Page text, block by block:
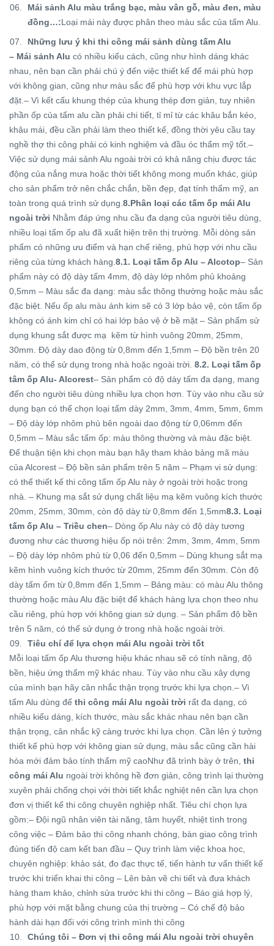
Mái sảnh Alu màu trắng bạc, màu vân gỗ, màu đen, màu
đồng…:Loại mái này được phân theo màu sắc của tấm Alu.
Những lưu ý khi thi công mái sảnh dùng tấm Alu
– Mái sảnh Alu có nhiều kiểu cách, cũng như hình dáng khác
nhau, nên bạn cần phải chú ý đến việc thiết kế để mái phù hợp
với không gian, cũng như màu sắc để phù hợp với khu vực lắp
đặt.– Vì kết cấu khung thép của khung thép đơn giản, tuy nhiên
phần ốp của tấm alu cần phải chi tiết, tỉ mỉ từ các khâu bắn kéo,
khâu mái, đều cần phải làm theo thiết kế, đồng thời yêu cầu tay
nghề thợ thi công phải có kinh nghiệm và đầu óc thẩm mỹ tốt.–
Việc sử dụng mái sảnh Alu ngoài trời có khả năng chịu được tác
động của nắng mưa hoặc thời tiết không mong muốn khác, giúp
cho sản phẩm trở nên chắc chắn, bền đẹp, đạt tính thẩm mỹ, an
toàn trong quá trình sử dụng. 8.Phân loại các tấm ốp mái Alu
ngoài trời Nhằm đáp ứng nhu cầu đa dạng của người tiêu dùng,
nhiều loại tấm ốp alu đã xuất hiện trên thị trường. Mỗi dòng sản
phẩm có những ưu điểm và hạn chế riêng, phù hợp với nhu cầu
riêng của từng khách hàng. 8.1. Loại tấm ốp Alu – Alcotop– Sản
phẩm này có độ dày tấm 4mm, độ dày lớp nhôm phủ khoảng
0,5mm – Màu sắc đa dạng: màu sắc thông thường hoặc màu sắc
đặc biệt. Nếu ốp alu màu ánh kim sẽ có 3 lớp bảo vệ, còn tấm ốp
không có ánh kim chỉ có hai lớp bảo vệ ở bề mặt – Sản phẩm sử
dụng khung sắt được mạ kẽm từ hình vuông 20mm, 25mm,
30mm. Độ dày dao động từ 0,8mm đến 1,5mm – Độ bền trên 20
năm, có thể sử dụng trong nhà hoặc ngoài trời. 8.2. Loại tấm ốp
tâm ốp Alu- Alcorest– Sản phẩm có độ dày tấm đa dạng, mang
đến cho người tiêu dùng nhiều lựa chọn hơn. Tùy vào nhu cầu sử
dụng bạn có thể chọn loại tấm dày 2mm, 3mm, 4mm, 5mm, 6mm
– Độ dày lớp nhôm phủ bên ngoài dao động từ 0,06mm đến
0,5mm – Màu sắc tấm ốp: màu thông thường và màu đặc biệt.
Để thuận tiện khi chọn màu bạn hãy tham khảo bảng mã màu
của Alcorest – Độ bền sản phẩm trên 5 năm – Phạm vi sử dụng:
có thể thiết kế thi công tấm ốp Alu này ở ngoài trời hoặc trong
nhà. – Khung mạ sắt sử dụng chất liệu mạ kẽm vuông kích thước
20mm, 25mm, 30mm, còn độ dày từ 0,8mm đến 1,5mm8.3. Loại
tấm ốp Alu – Triều chen– Dòng ốp Alu này có độ dày tương
đương như các thương hiệu ốp nói trên: 2mm, 3mm, 4mm, 5mm
– Độ dày lớp nhôm phủ từ 0,06 đến 0,5mm – Dùng khung sắt mạ
kẽm hình vuông kích thước từ 20mm, 25mm đến 30mm. Còn độ
dày tấm ốm từ 0,8mm đến 1,5mm – Bảng màu: có màu Alu thông
thường hoặc màu Alu đặc biệt để khách hàng lựa chọn theo nhu
cầu riêng, phù hợp với không gian sử dụng. – Sản phẩm độ bền
trên 5 năm, có thể sử dụng ở trong nhà hoặc ngoài trời.
Tiêu chí để lựa chọn mái Alu ngoài trời tốt
Mỗi loại tấm ốp Alu thương hiệu khác nhau sẽ có tính năng, độ
bền, hiệu ứng thẩm mỹ khác nhau. Tùy vào nhu cầu xây dựng
của mình bạn hãy cân nhắc thận trọng trước khi lựa chọn.– Vì
tấm Alu dùng để thi công mái Alu ngoài trời rất đa dạng, có
nhiều kiểu dáng, kích thước, màu sắc khác nhau nên bạn cần
thận trọng, cân nhắc kỹ càng trước khi lựa chọn. Cần lên ý tưởng
thiết kế phù hợp với không gian sử dụng, màu sắc cũng cần hài
hòa mới đảm bảo tính thẩm mỹ caoNhư đã trình bày ở trên, thi
công mái Alu ngoài trời không hề đơn giản, công trình lại thường
xuyên phải chống chọi với thời tiết khắc nghiệt nên cần lựa chọn
đơn vị thiết kế thi công chuyên nghiệp nhất. Tiêu chí chọn lựa
gồm:– Đội ngũ nhân viên tài năng, tâm huyết, nhiệt tình trong
công việc – Đảm bảo thi công nhanh chóng, bàn giao công trình
đúng tiến độ cam kết ban đầu – Quy trình làm việc khoa học,
chuyên nghiệp: khảo sát, đo đạc thực tế, tiến hành tư vấn thiết kế
trước khi triển khai thi công – Lên bản vẽ chi tiết và đưa khách
hàng tham khảo, chỉnh sửa trước khi thi công – Báo giá hợp lý,
phù hợp với mặt bằng chung của thị trường – Có chế độ bảo
hành dài hạn đối với công trình mình thi công
Chúng tôi – Đơn vị thi công mái Alu ngoài trời chuyên